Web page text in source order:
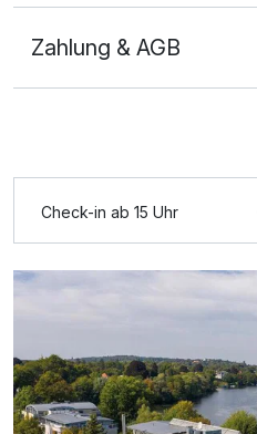
Doppelzimmer Standard
2 Erwachsene
Zahlung & AGB
Check-in ab 15 Uhr